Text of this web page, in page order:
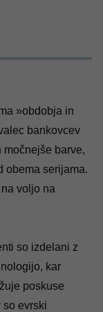
»obdobja in
bankovcev
močnejše barve,
obema serijama.
voljo na
so izdelani z
kar
poskuse
so evrski